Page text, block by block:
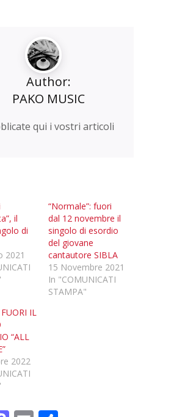
Author:
PAKO MUSIC
qui i vostri articoli
il
di
2021
“Normale”: fuori
dal 12 novembre il
singolo di esordio
del giovane
cantautore SIBLA
15 Novembre 2021
In "COMUNICATI
STAMPA"
IL
“ALL
2022